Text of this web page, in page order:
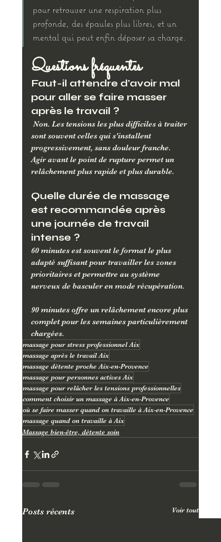
pour retrouver une respiration plus
profonde, des épaules plus libres, et un
mental qui peut enfin déposer sa charge.
Questions fréquentes
Faut-il attendre d'avoir mal
pour aller se faire masser
après le travail ?
sont souvent celles qui s'installent
progressivement, sans douleur franche.
Agir avant le point de rupture permet un
relâchement plus rapide et plus durable.
Quelle durée de massage
est recommandée après
une journée de travail
intense ?
60 minutes est souvent le format le plus
adapté suffisant pour travailler les zones
prioritaires et permettre au système
nerveux de basculer en mode récupération.
90 minutes offre un relâchement encore plus
complet pour les semaines particulièrement
chargées.
massage pour stress professionnel Aix
massage après le travail Aix
massage détente proche Aix-en-Provence
massage pour personnes actives Aix
massage pour relâcher les tensions professionnelles
comment choisir un massage à Aix-en-Provence
où se faire masser quand on travaille à Aix-en-Provence
massage quand on travaille à Aix
Massage bien-être, détente soin
Posts récents Voir tout